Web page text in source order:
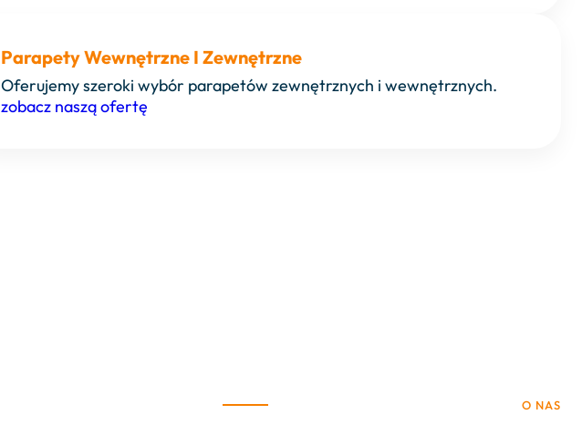
Parapety Wewnętrzne I Zewnętrzne
Oferujemy szeroki wybór parapetów zewnętrznych i wewnętrznych.
zobacz naszą ofertę
O NAS